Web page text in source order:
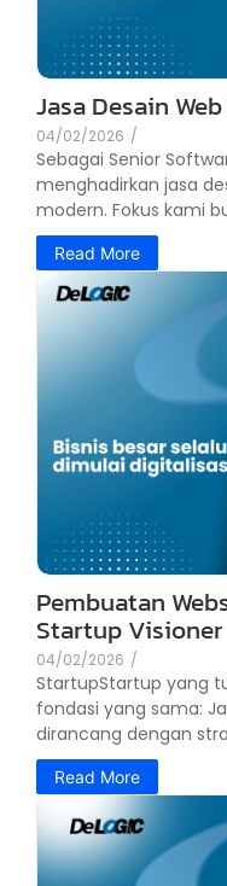
Jasa Desain
04/02/2026 /
Sebagai Senior
menghadirkan jasa
modern. Fokus kami
Read More
Pembuatan
Startup Visioner
04/02/2026 /
StartupStartup yang
fondasi yang sama:
dirancang dengan
Read More